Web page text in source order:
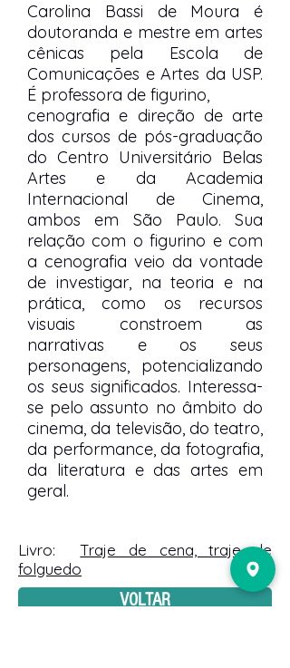
Carolina Bassi de Moura é
doutoranda e mestre em artes
cênicas pela Escola de
Comunicações e Artes da USP.
É professora de figurino,
cenografia e direção de arte
dos cursos de pós-graduação
do Centro Universitário Belas
Artes e da Academia
Internacional de Cinema,
ambos em São Paulo. Sua
relação com o figurino e com
a cenografia veio da vontade
de investigar, na teoria e na
prática, como os recursos
visuais constroem as
narrativas e os seus
personagens, potencializando
os seus significados. Interessa-
se pelo assunto no âmbito do
cinema, da televisão, do teatro,
da performance, da fotografia,
da literatura e das artes em
geral.
Livro:Traje de cena, traje de
folguedo
VOLTAR